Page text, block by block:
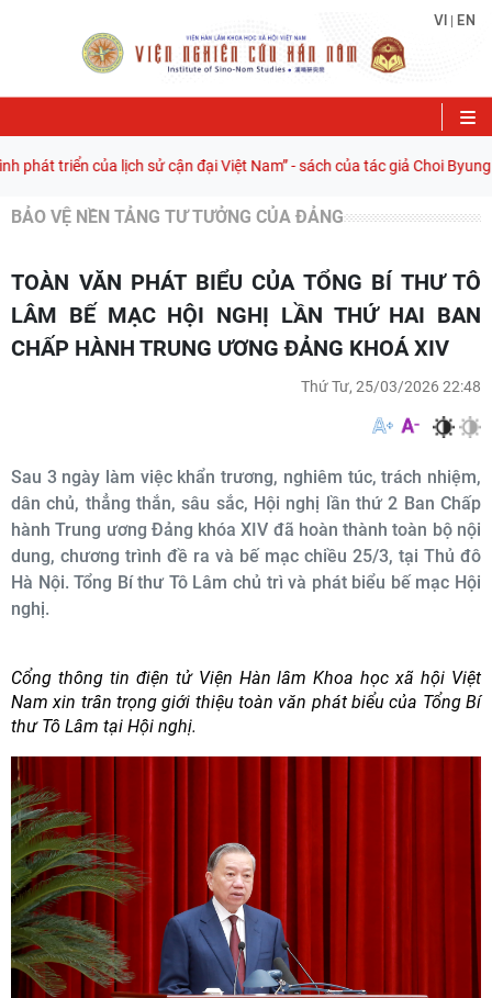
VI EN
của lịch sử cận đại Việt Nam” - sách của tác giả Choi Byung Wook
BẢO VỆ NỀN TẢNG TƯ TƯỞNG CỦA ĐẢNG
TOÀN VĂN PHÁT BIỂU CỦA TỔNG BÍ THƯ TÔ
LÂM BẾ MẠC HỘI NGHỊ LẦN THỨ HAI BAN
CHẤP HÀNH TRUNG ƯƠNG ĐẢNG KHOÁ XIV
Thứ Tư, 25/03/2026 22:48
Sau 3 ngày làm việc khẩn trương, nghiêm túc, trách nhiệm,
dân chủ, thẳng thắn, sâu sắc, Hội nghị lần thứ 2 Ban Chấp
hành Trung ương Đảng khóa XIV đã hoàn thành toàn bộ nội
dung, chương trình đề ra và bế mạc chiều 25/3, tại Thủ đô
Hà Nội. Tổng Bí thư Tô Lâm chủ trì và phát biểu bế mạc Hội
nghị.
Cổng thông tin điện tử Viện Hàn lâm Khoa học xã hội Việt
Nam xin trân trọng giới thiệu toàn văn phát biểu của Tổng Bí
thư Tô Lâm tại Hội nghị.